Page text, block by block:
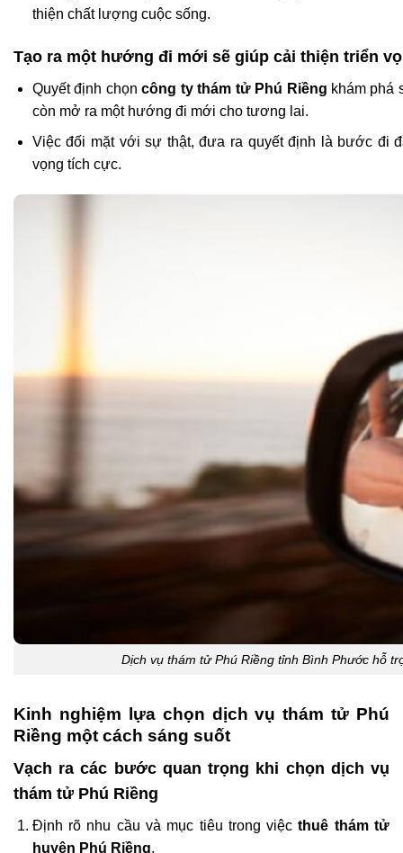
thiện chất lượng cuộc sống.
Tạo ra một hướng đi mới sẽ giúp cải thiện triển
Quyết định chọncông ty thám tử Phú Riềng khám phá
còn mở ra một hướng đi mới cho tương lai.
Việc đối mặt với sự thật, đưa ra quyết định là bước đi
vọng tích cực.
Dịch vụ thám tử Phú Riềng tỉnh Bình Phước hỗ
Kinh nghiệm lựa chọn dịch vụ thám tử Phú
Riềng một cách sáng suốt
Vạch ra các bước quan trọng khi chọn dịch vụ
thám tử Phú Riềng
Định rõ nhu cầu và mục tiêu trong việc thuê thám tử
huyện Phú Riềng.